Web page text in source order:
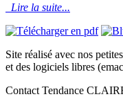
Lire la suite...
Site réalisé avec nos
et des logiciels libres
Contact Tendance